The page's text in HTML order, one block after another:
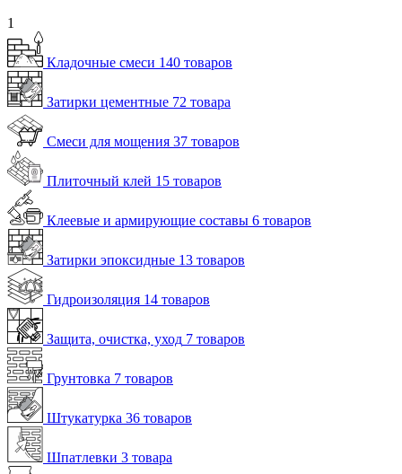
1
Кладочные смеси 140 товаров
Затирки цементные 72 товара
Смеси для мощения 37 товаров
Плиточный клей 15 товаров
Клеевые и армирующие составы 6 товаров
Затирки эпоксидные 13 товаров
Гидроизоляция 14 товаров
Защита, очистка, уход 7 товаров
Грунтовка 7 товаров
Штукатурка 36 товаров
Шпатлевки 3 товара